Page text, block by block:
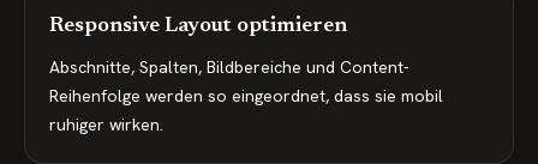
Responsive Layout optimieren
Abschnitte, Spalten, Bildbereiche und Content-
Reihenfolge werden so eingeordnet, dass sie mobil
ruhiger wirken.